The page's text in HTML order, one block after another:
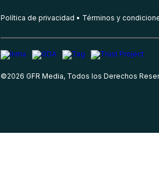
Política de privacidad Términos y
©2026 GFR Media, Todos los Derechos